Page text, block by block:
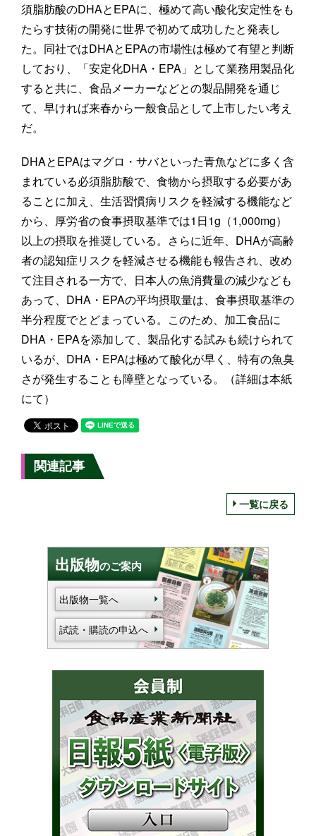
須脂肪酸のDHAとEPAに、極めて高い酸化安定性をも
たらす技術の開発に世界で初めて成功したと発表し
た。同社ではDHAとEPAの市場性は極めて有望と判断
しており、「安定化DHA・EPA」として業務用製品化
すると共に、食品メーカーなどとの製品開発を通じ
て、早ければ来春から一般食品として上市したい考え
だ。
DHAとEPAはマグロ・サバといった青魚などに多く含
まれている必須脂肪酸で、食物から摂取する必要があ
ることに加え、生活習慣病リスクを軽減する機能など
から、厚労省の食事摂取基準では1日1g（1,000mg）
以上の摂取を推奨している。さらに近年、DHAが高齢
者の認知症リスクを軽減させる機能も報告され、改め
て注目される一方で、日本人の魚消費量の減少なども
あって、DHA・EPAの平均摂取量は、食事摂取基準の
半分程度でとどまっている。このため、加工食品に
DHA・EPAを添加して、製品化する試みも続けられて
いるが、DHA・EPAは極めて酸化が早く、特有の魚臭
さが発生することも障壁となっている。（詳細は本紙
にて）
関連記事
一覧に戻る
出版物のご案内
出版物一覧へ
試読・購読の申込へ